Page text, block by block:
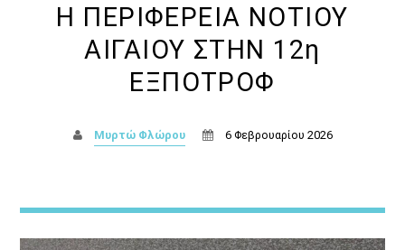
Η ΠΕΡΙΦΕΡΕΙΑ ΝΟΤΙΟΥ
ΑΙΓΑΙΟΥ ΣΤΗΝ 12η
ΕΞΠΟΤΡΟΦ
Μυρτώ Φλώρου 6 Φεβρουαρίου 2026